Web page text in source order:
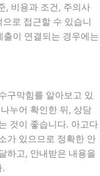
, 비용과 조건, 주의사
로 접근할 수 있습니
이 연결되는 경우에는
구막힘를 알아보고 있
누어 확인한 뒤, 상담
것이 좋습니다. 아고다
가 있으므로 정확한 안
하고, 안내받은 내용을
.